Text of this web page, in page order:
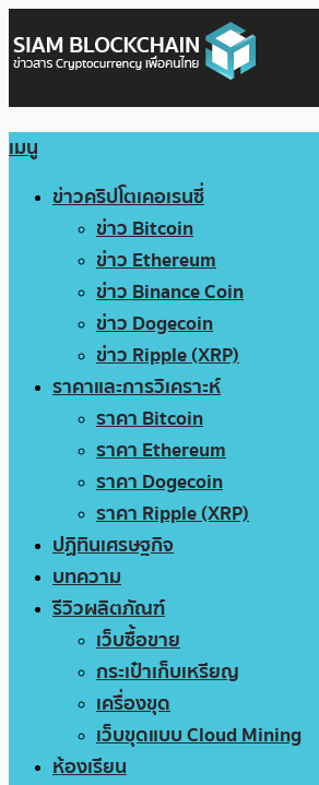
เมนู
ข่าวคริปโตเคอเรนซี่
ข่าว Bitcoin
ข่าว Ethereum
ข่าว Binance Coin
ข่าว Dogecoin
ข่าว Ripple (XRP)
ราคาและการวิเคราะห์
ราคา Bitcoin
ราคา Ethereum
ราคา Dogecoin
ราคา Ripple (XRP)
ปฏิทินเศรษฐกิจ
บทความ
รีวิวผลิตภัณฑ์
เว็บซื้อขาย
กระเป๋าเก็บเหรียญ
เครื่องขุด
เว็บขุดแบบ Cloud Mining
ห้องเรียน